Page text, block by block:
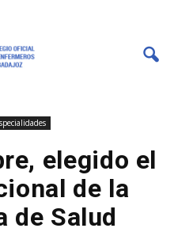
elegido el
de la
de Salud